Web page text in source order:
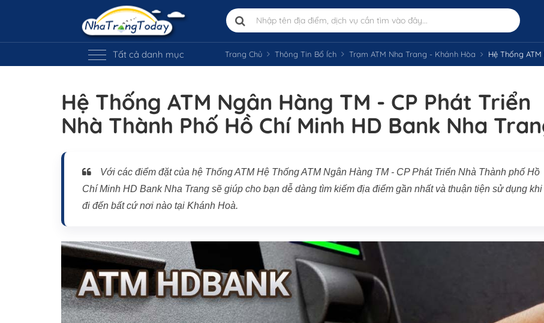
Tất cả danh mục Trang Chủ Thông Tin Bổ Ích Trạm ATM Nha Trang - Khánh Hòa Hệ Thống ATM Ngân
Hệ Thống ATM Ngân Hàng TM - CP Phát Triển
Nhà Thành Phố Hồ Chí Minh HD Bank Nha
Với các điểm đặt của hệ Thống ATM Hệ Thống ATM Ngân Hàng TM - CP Phát Triển Nhà Thành phố Hồ
Chí Minh HD Bank Nha Trang sẽ giúp cho bạn dễ dàng tìm kiếm địa điểm gần nhất và thuận tiện sử dụng khi
đi đến bất cứ nơi nào tại Khánh Hoà.
Vị trí trên bản đồ